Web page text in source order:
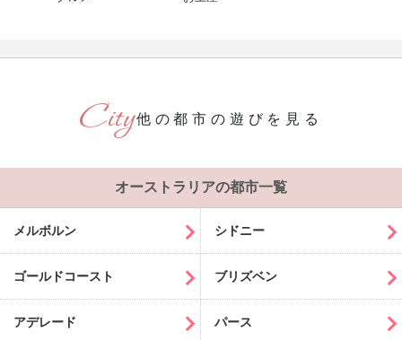
他の都市の遊びを見る
オーストラリアの都市一覧
メルボルン シドニー
ゴールドコースト ブリズベン
アデレード パース